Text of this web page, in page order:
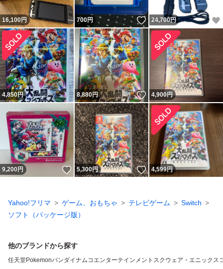
16,100円 700円 いいね！
24,700円
4,850円 8,880円 いいね！
4,900円
9,200円 いいね！
5,300円 いいね！
4,599円
Yahoo!フリマ ゲーム、おもちゃ テレビゲーム
Switch
ソフト（パッケージ版）
他のブランドから探す
任天堂Pokemonバンダイナムコエンターテインメント スクウェア・エニックス